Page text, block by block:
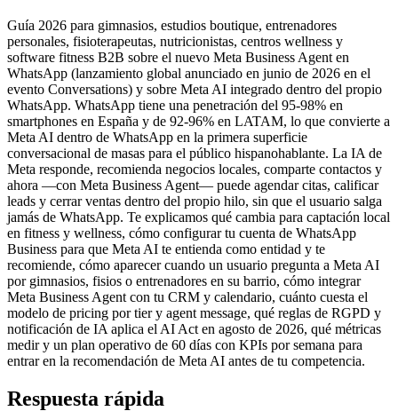
Guía 2026 para gimnasios, estudios boutique, entrenadores
personales, fisioterapeutas, nutricionistas, centros wellness y
software fitness B2B sobre el nuevo Meta Business Agent en
WhatsApp (lanzamiento global anunciado en junio de 2026 en el
evento Conversations) y sobre Meta AI integrado dentro del propio
WhatsApp. WhatsApp tiene una penetración del 95-98% en
smartphones en España y de 92-96% en LATAM, lo que convierte a
Meta AI dentro de WhatsApp en la primera superficie
conversacional de masas para el público hispanohablante. La IA de
Meta responde, recomienda negocios locales, comparte contactos y
ahora —con Meta Business Agent— puede agendar citas, calificar
leads y cerrar ventas dentro del propio hilo, sin que el usuario salga
jamás de WhatsApp. Te explicamos qué cambia para captación local
en fitness y wellness, cómo configurar tu cuenta de WhatsApp
Business para que Meta AI te entienda como entidad y te
recomiende, cómo aparecer cuando un usuario pregunta a Meta AI
por gimnasios, fisios o entrenadores en su barrio, cómo integrar
Meta Business Agent con tu CRM y calendario, cuánto cuesta el
modelo de pricing por tier y agent message, qué reglas de RGPD y
notificación de IA aplica el AI Act en agosto de 2026, qué métricas
medir y un plan operativo de 60 días con KPIs por semana para
entrar en la recomendación de Meta AI antes de tu competencia.
Respuesta rápida